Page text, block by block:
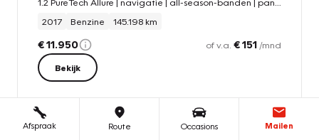
2017
Benzine 145.198 km
€ 11.950 of v.a. € 151 /mnd
Bekijk
Afspraak Route Occasions Mailen